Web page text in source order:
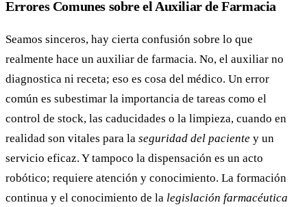
Errores Comunes sobre el Auxiliar de Farmacia
Seamos sinceros, hay cierta confusión sobre lo que
realmente hace un auxiliar de farmacia. No, el auxiliar no
diagnostica ni receta; eso es cosa del médico. Un error
común es subestimar la importancia de tareas como el
control de stock, las caducidades o la limpieza, cuando en
realidad son vitales para la seguridad del paciente y un
servicio eficaz. Y tampoco la dispensación es un acto
robótico; requiere atención y conocimiento. La formación
continua y el conocimiento de la legislación farmacéutica